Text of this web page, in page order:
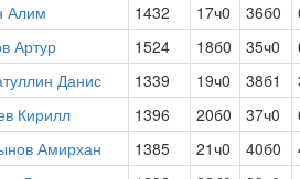
Алим 1432 17ч0 36б0
Артур 1524 18б0 35ч0
Данис 1339 19ч0 38б1
Кирилл 1396 20б0 37ч0
Амирхан 1385 21ч0 40б0